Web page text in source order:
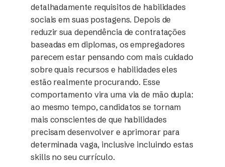
detalhadamente requisitos de habilidades
sociais em suas postagens. Depois de
reduzir sua dependência de contratações
baseadas em diplomas, os empregadores
parecem estar pensando com mais cuidado
sobre quais recursos e habilidades eles
estão realmente procurando. Esse
comportamento vira uma via de mão dupla:
ao mesmo tempo, candidatos se tornam
mais conscientes de que habilidades
precisam desenvolver e aprimorar para
determinada vaga, inclusive incluindo estas
skills no seu currículo.